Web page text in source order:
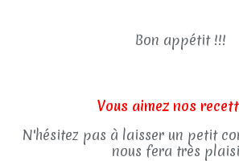
Bon appétit !!!
Vous aimez nos
N'hésitez pas à laisser un petit
nous fera très